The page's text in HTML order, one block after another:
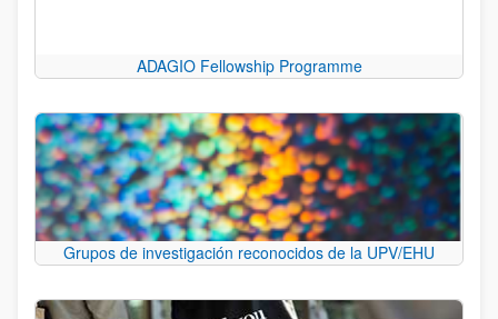
ADAGIO Fellowship Programme
Grupos de investigación reconocidos de la UPV/EHU